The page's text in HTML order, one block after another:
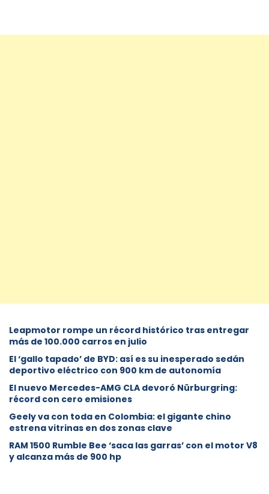
Leapmotor rompe un récord histórico tras entregar
más de 100.000 carros en julio
El ‘gallo tapado’ de BYD: así es su inesperado sedán
deportivo eléctrico con 900 km de autonomía
El nuevo Mercedes-AMG CLA devoró Nürburgring:
récord con cero emisiones
Geely va con toda en Colombia: el gigante chino
estrena vitrinas en dos zonas clave
RAM 1500 Rumble Bee ‘saca las garras’ con el motor V8
y alcanza más de 900 hp